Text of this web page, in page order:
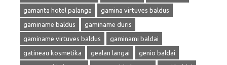
gamanta hotel palanga
gamina virtuves baldus
gaminame baldus
gaminame duris
gaminame virtuves baldus
gaminami baldai
gatineau kosmetika
gealan langai
genio baldai